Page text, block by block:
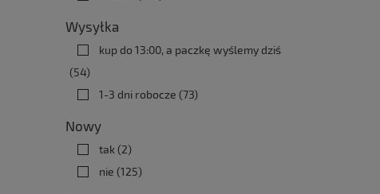
Wysyłka
kup do 13:00, a paczkę wyślemy dziś
(54)
1-3 dni robocze (73)
Nowy
tak(2)
nie (125)